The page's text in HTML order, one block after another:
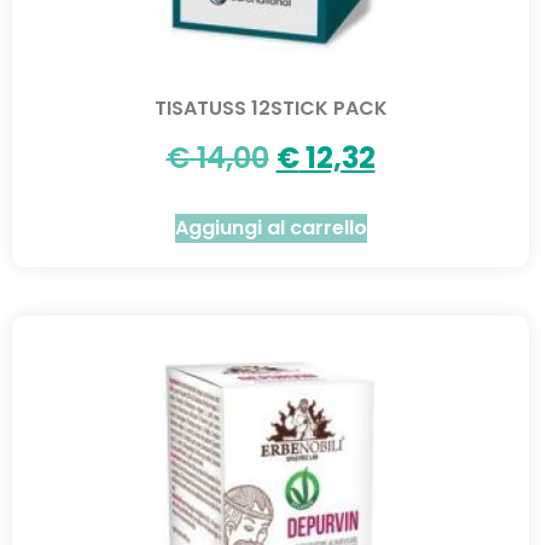
TISATUSS 12STICK PACK
€14,00 €12,32
Aggiungi al carrello